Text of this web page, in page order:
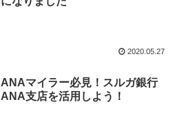
2020.05.27
ANAマイラー必見！スルガ銀行
ANA支店を活用しよう！